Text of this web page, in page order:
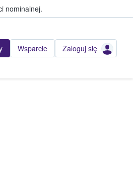
nominalnej.
Wsparcie Zaloguj się